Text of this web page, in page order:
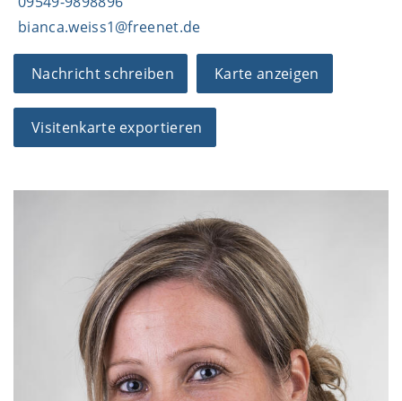
bianca.weiss1@freenet.de
Nachricht schreiben Karte anzeigen
Visitenkarte exportieren